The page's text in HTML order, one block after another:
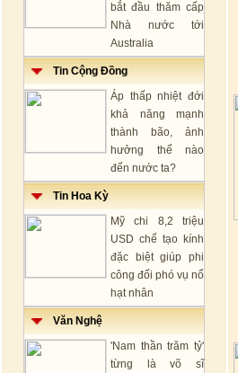
bắt đầu thăm cấp
Nhà nước tới
Australia
Tin Cộng Đồng
Áp thấp nhiệt đới
khả năng mạnh
thành bão, ảnh
hưởng thế nào
đến nước ta?
Tin Hoa Kỳ
Mỹ chi 8,2 triệu
USD chế tạo kính
đặc biệt giúp phi
công đối phó vụ nổ
hạt nhân
Văn Nghệ
'Nam thần trăm tỷ'
từng là võ sĩ